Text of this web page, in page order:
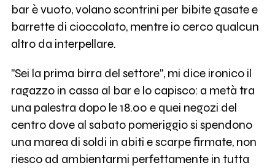
bar è vuoto, volano scontrini per bibite gasate e
barrette di cioccolato, mentre io cerco qualcun
altro da interpellare.
"Sei la prima birra del settore", mi dice ironico il
ragazzo in cassa al bar e lo capisco: a metà tra
una palestra dopo le 18.00 e quei negozi del
centro dove al sabato pomeriggio si spendono
una marea di soldi in abiti e scarpe firmate, non
riesco ad ambientarmi perfettamente in tutta